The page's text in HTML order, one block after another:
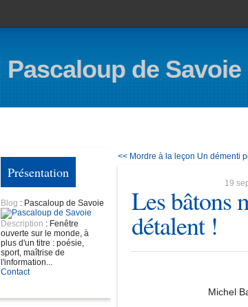
Pascaloup de Savoie
Présentation
Blog : Pascaloup de Savoie
Description : Fenêtre
ouverte sur le monde, à
plus d'un titre : poésie,
sport, maîtrise de
l'information...
Contact
<< Mordre à la leçon Un démenti
19
Les bâtons
détalent !
Michel